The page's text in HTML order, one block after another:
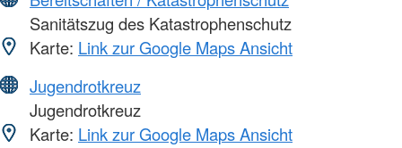
Sanitätszug des Katastrophenschutz
Karte: Link zur Google Maps Ansicht
Jugendrotkreuz
Jugendrotkreuz
Karte: Link zur Google Maps Ansicht